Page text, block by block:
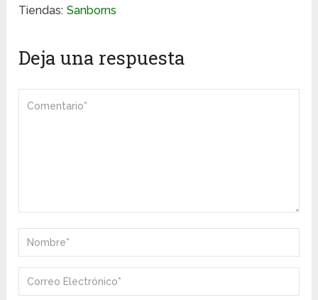
Tiendas: Sanborns
Deja una respuesta